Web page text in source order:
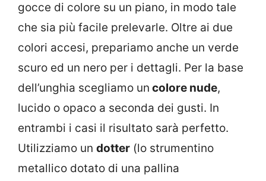
gocce di colore su un piano, in modo tale
che sia più facile prelevarle. Oltre ai due
colori accesi, prepariamo anche un verde
scuro ed un nero per i dettagli. Per la base
dell’unghia scegliamo un colore nude,
lucido o opaco a seconda dei gusti. In
entrambi i casi il risultato sarà perfetto.
Utilizziamo un dotter (lo strumentino
metallico dotato di una pallina